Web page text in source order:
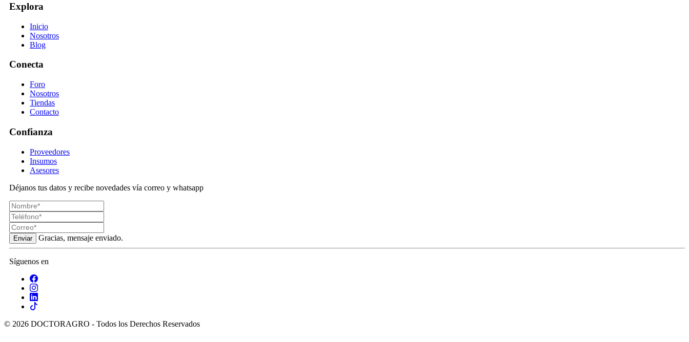
Explora
Inicio
Nosotros
Blog
Conecta
Foro
Nosotros
Tiendas
Contacto
Confianza
Proveedores
Insumos
Asesores
Déjanos tus datos y recibe novedades vía correo y whatsapp
Enviar Gracias, mensaje enviado.
Síguenos en
© 2026 DOCTORAGRO - Todos los Derechos Reservados